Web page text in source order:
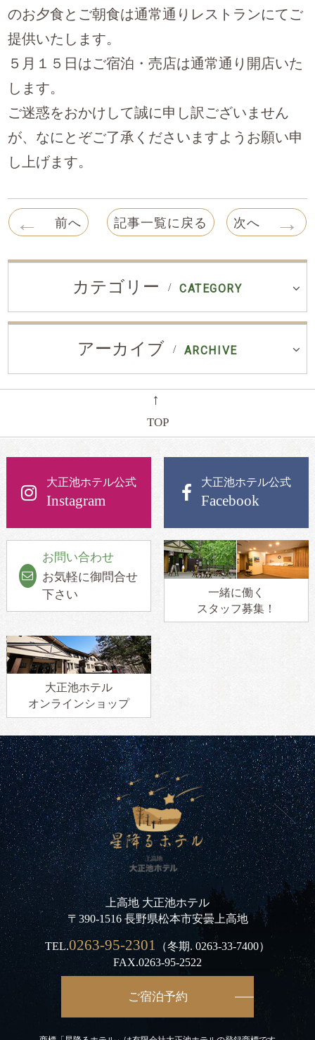
のお夕食とご朝食は通常通りレストランにてご
提供いたします。
５月１５日はご宿泊・売店は通常通り開店いた
します。
ご迷惑をおかけして誠に申し訳ございません
が、なにとぞご了承くださいますようお願い申
し上げます。
← 前へ 記事一覧に戻る 次へ →
カテゴリー CATEGORY
アーカイブ ARCHIVE
←
TOP
大正池ホテル公式
Instagram
大正池ホテル公式
Facebook
お問い合わせ
お気軽に御問合せ
下さい
一緒に働く
スタッフ募集！
大正池ホテル
オンラインショップ
上高地 大正池ホテル
〒390-1516 長野県松本市安曇上高地
TEL.0263-95-2301 （冬期.0263-33-7400）
FAX.0263-95-2522
ご宿泊予約